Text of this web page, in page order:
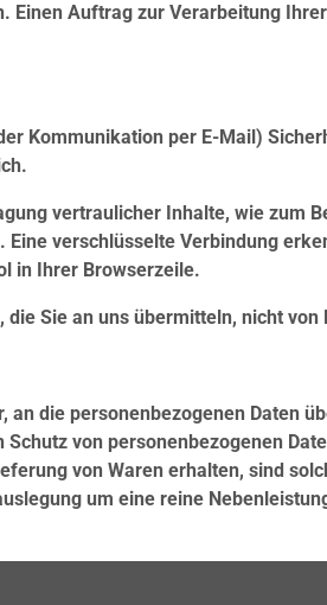
Auftrag zur Verarbeitung
Kommunikation per E-Mail)
vertraulicher Inhalte, wie zum
verschlüsselte Verbindung
in Ihrer Browserzeile.
Sie an uns übermitteln, nicht
die personenbezogenen Daten
von personenbezogenen
von Waren erhalten, sind
um eine reine